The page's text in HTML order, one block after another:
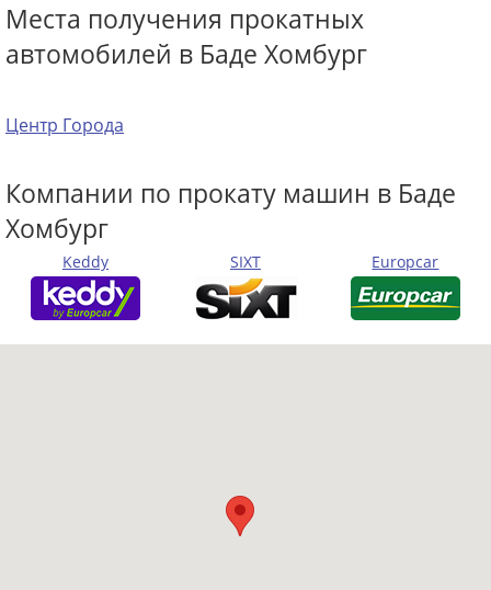
Места получения прокатных
автомобилей в Баде Хомбург
Центр Города
Компании по прокату машин в Баде
Хомбург
Keddy SIXT Europcar